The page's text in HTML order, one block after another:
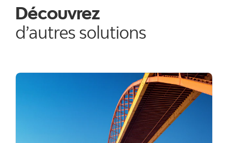
Découvrez
d’autres solutions